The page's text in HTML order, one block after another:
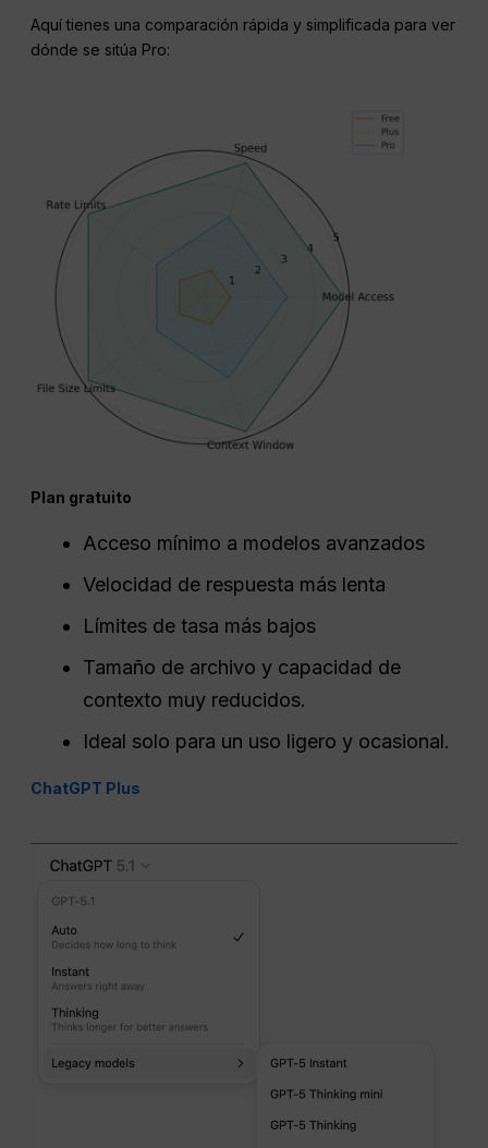
Aquí tienes una comparación rápida y simplificada para ver
dónde se sitúa Pro:
Plan gratuito
Acceso mínimo a modelos avanzados
Velocidad de respuesta más lenta
Límites de tasa más bajos
Tamaño de archivo y capacidad de
contexto muy reducidos.
Ideal solo para un uso ligero y ocasional.
ChatGPT Plus